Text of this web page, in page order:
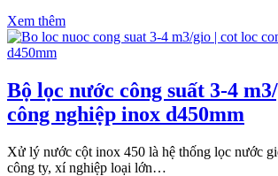
Xem thêm
Bộ lọc nước công suất 3-4
công nghiệp inox d450mm
Xử lý nước cột inox 450 là hệ thống lọc nước
công ty, xí nghiệp loại lớn…